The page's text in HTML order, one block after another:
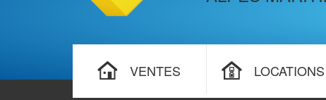
VENTES LOCATIONS